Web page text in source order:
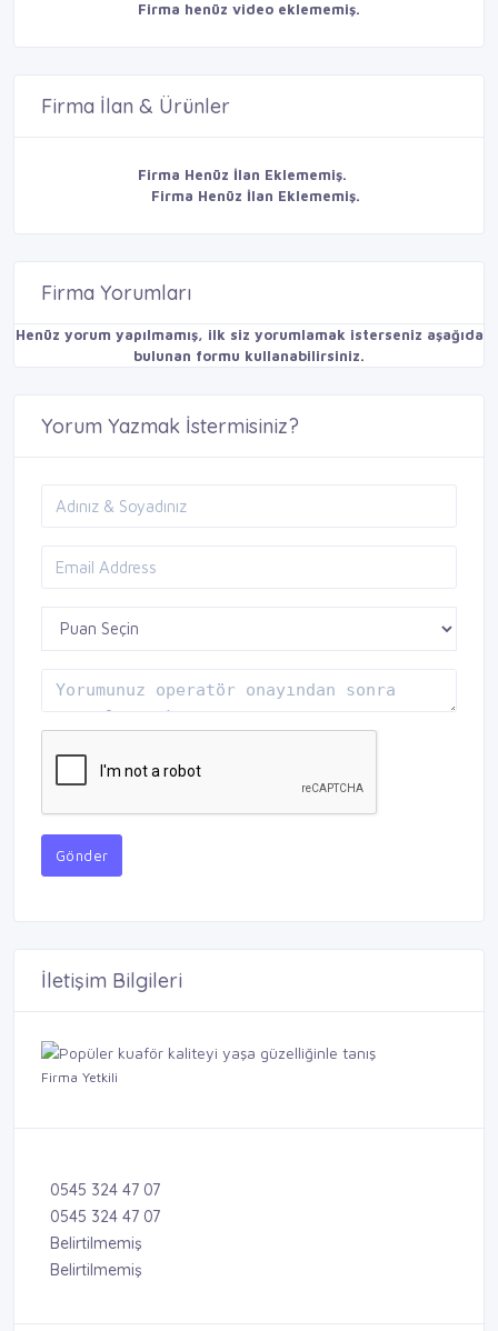
Firma henüz video eklememiş.
Firma İlan & Ürünler
Firma Henüz İlan Eklememiş.
Firma Henüz İlan Eklememiş.
Firma Yorumları
Henüz yorum yapılmamış, ilk siz yorumlamak isterseniz aşağıda
bulunan formu kullanabilirsiniz.
Yorum Yazmak İstermisiniz?
Gönder
İletişim Bilgileri
Firma Yetkili
0545 324 47 07
0545 324 47 07
Belirtilmemiş
Belirtilmemiş